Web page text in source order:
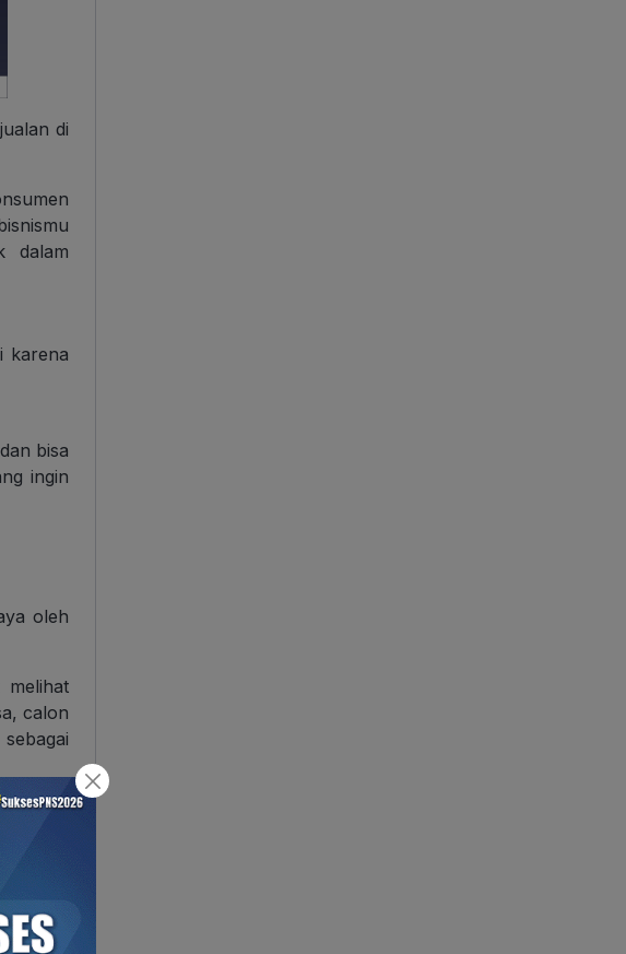
di
dalam
karena
bisa
ingin
oleh
calon
sisi
cukup
kamu